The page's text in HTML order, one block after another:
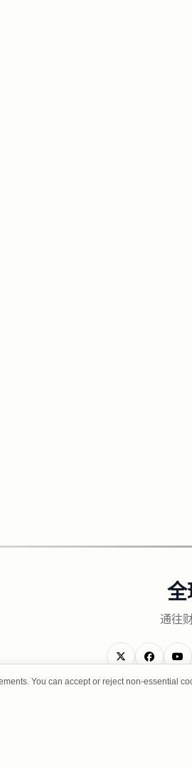
全
通往
You can accept or reject non-essential